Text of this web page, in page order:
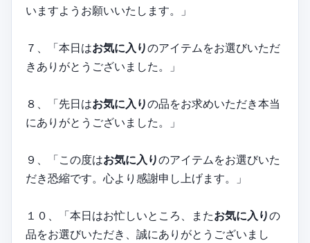
いますようお願いいたします。」
７、「本日はお気に入りのアイテムをお選びいただ
きありがとうございました。」
８、「先日はお気に入りの品をお求めいただき本当
にありがとうございました。」
９、「この度はお気に入りのアイテムをお選びいた
だき恐縮です。心より感謝申し上げます。」
１０、「本日はお忙しいところ、またお気に入りの
品をお選びいただき、誠にありがとうございまし